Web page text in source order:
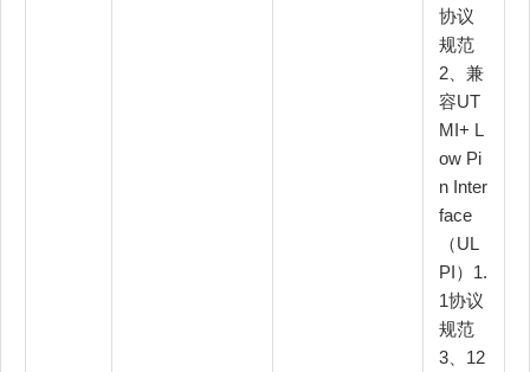
协议
规范
2、兼
容UT
MI+ L
ow Pi
n Inter
face
（UL
PI）1.
1协议
规范
3、12